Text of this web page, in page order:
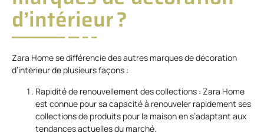
d’intérieur ?
Zara Home se différencie des autres marques de décoration
d’intérieur de plusieurs façons :
Rapidité de renouvellement des collections : Zara Home
est connue pour sa capacité à renouveler rapidement ses
collections de produits pour la maison en s’adaptant aux
tendances actuelles du marché.